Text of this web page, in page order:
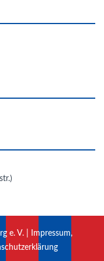
e. V. |
Impressum,